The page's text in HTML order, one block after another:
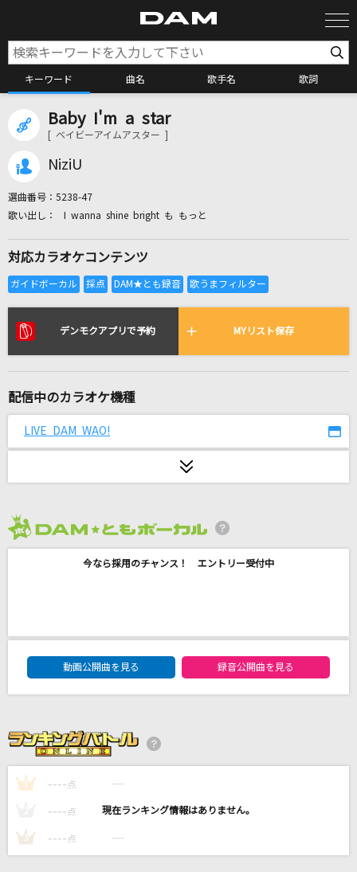
キーワード 曲名 歌手名 歌詞
カラオケ検索
全国りれき
リアルタイムで歌われている曲の一覧
Northern lights
PRIDE
[生音]魔法が解けたら
夏川りみ
出逢った頃のように
Every Little Thing
曖歌
Baby I'm a star
[ ベイビーアイムアスター ]
NiziU
選曲番号： 5238-47
I wanna shine bright も もっと
対応カラオケコンテンツ
デンモクアプリで予約 MYリスト保存
配信中のカラオケ機種
LIVE DAM WAO!
今なら採用のチャンス！ エントリー受付中
DAM★ともボーカルエントリーランキング
動画公開曲を見る
録音公開曲を見る
1 ---- 点 ----
---- 点 ----
3 ---- 点 ----